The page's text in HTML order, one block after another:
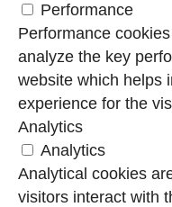
Performance
Performance
analyze the key
website which helps
experience for the
Analytics
Analytics
Analytical cookies
visitors interact with